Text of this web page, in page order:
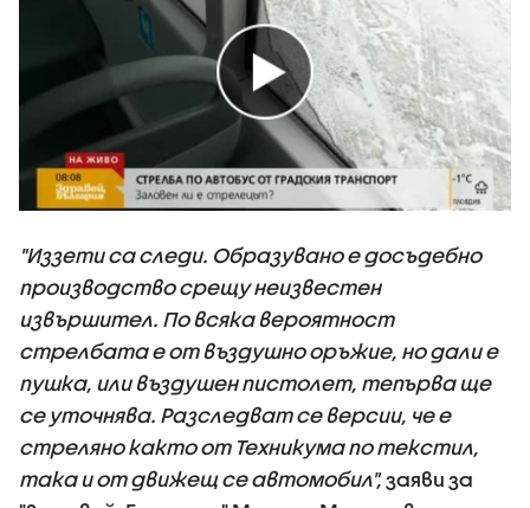
"Иззети са следи. Образувано е досъдебно
производство срещу неизвестен
извършител. По всяка вероятност
стрелбата е от въздушно оръжие, но дали е
пушка, или въздушен пистолет, тепърва ще
се уточнява. Разследват се версии, че е
стреляно както от Техникума по текстил,
така и от движещ се автомобил",заяви за